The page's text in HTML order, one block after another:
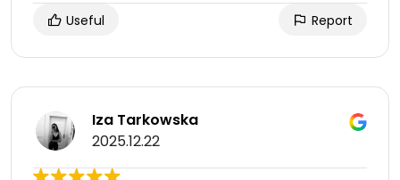
Useful Report
Iza Tarkowska
2025.12.22